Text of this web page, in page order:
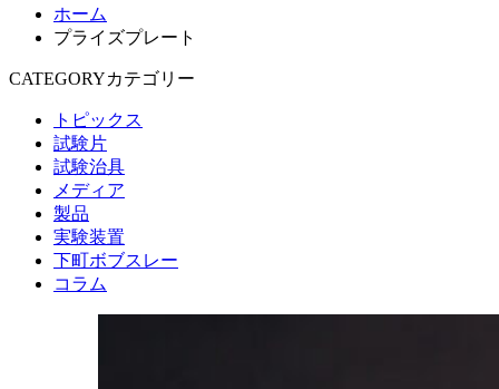
ホーム
プライズプレート
CATEGORYカテゴリー
トピックス
試験片
試験治具
メディア
製品
実験装置
下町ボブスレー
コラム